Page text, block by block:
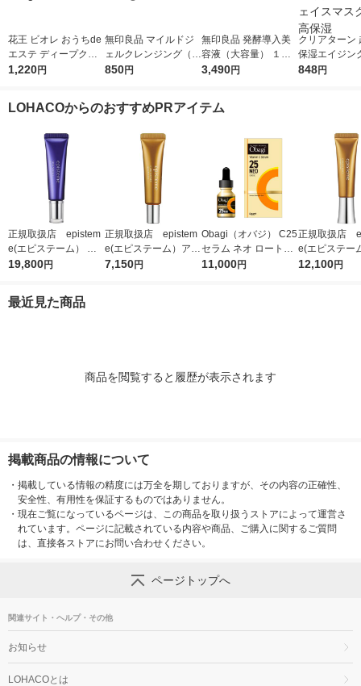
花王 ビオレ おうちde
エステ ディープクレ
イ洗顔 180g
1,220円
無印良品 マイルドジ
ェルクレンジング（大
容量） ２２０ｇ 良品
850円
無印良品 発酵導入美
容液（大容量） １０
０ｍＬ 良品計画
3,490円
クリアターン
保湿エイジン
スクEX 40枚
848円
LOHACOからのおすすめPRアイテム
正規取扱店 epistem
e(エピステーム） ス
テムサイエンスアイ 1
19,800円
正規取扱店 epistem
e(エピステーム）アイ
パーフェクトショット
7,150円
Obagi（オバジ） C25
セラム ネオ ロート製
薬
11,000円
正規取扱店
e(エピステー
パーフェクト
12,100円
最近見た商品
商品を閲覧すると履歴が表示されます
掲載商品の情報について
・ 掲載している情報の精度には万全を期しておりますが、その内容の正確性、
安全性、有用性を保証するものではありません。
・ 現在ご覧になっているページは、この商品を取り扱うストアによって運営さ
れています。ページに記載されている内容や商品、ご購入に関するご質問
は、直接各ストアにお問い合わせください。
ページトップへ
関連サイト・ヘルプ・その他
お知らせ
LOHACOとは